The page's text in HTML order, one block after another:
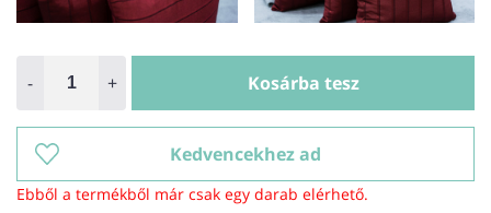
- + Kosárba tesz
Kedvencekhez ad
Ebből a termékből már csak egy darab elérhető.